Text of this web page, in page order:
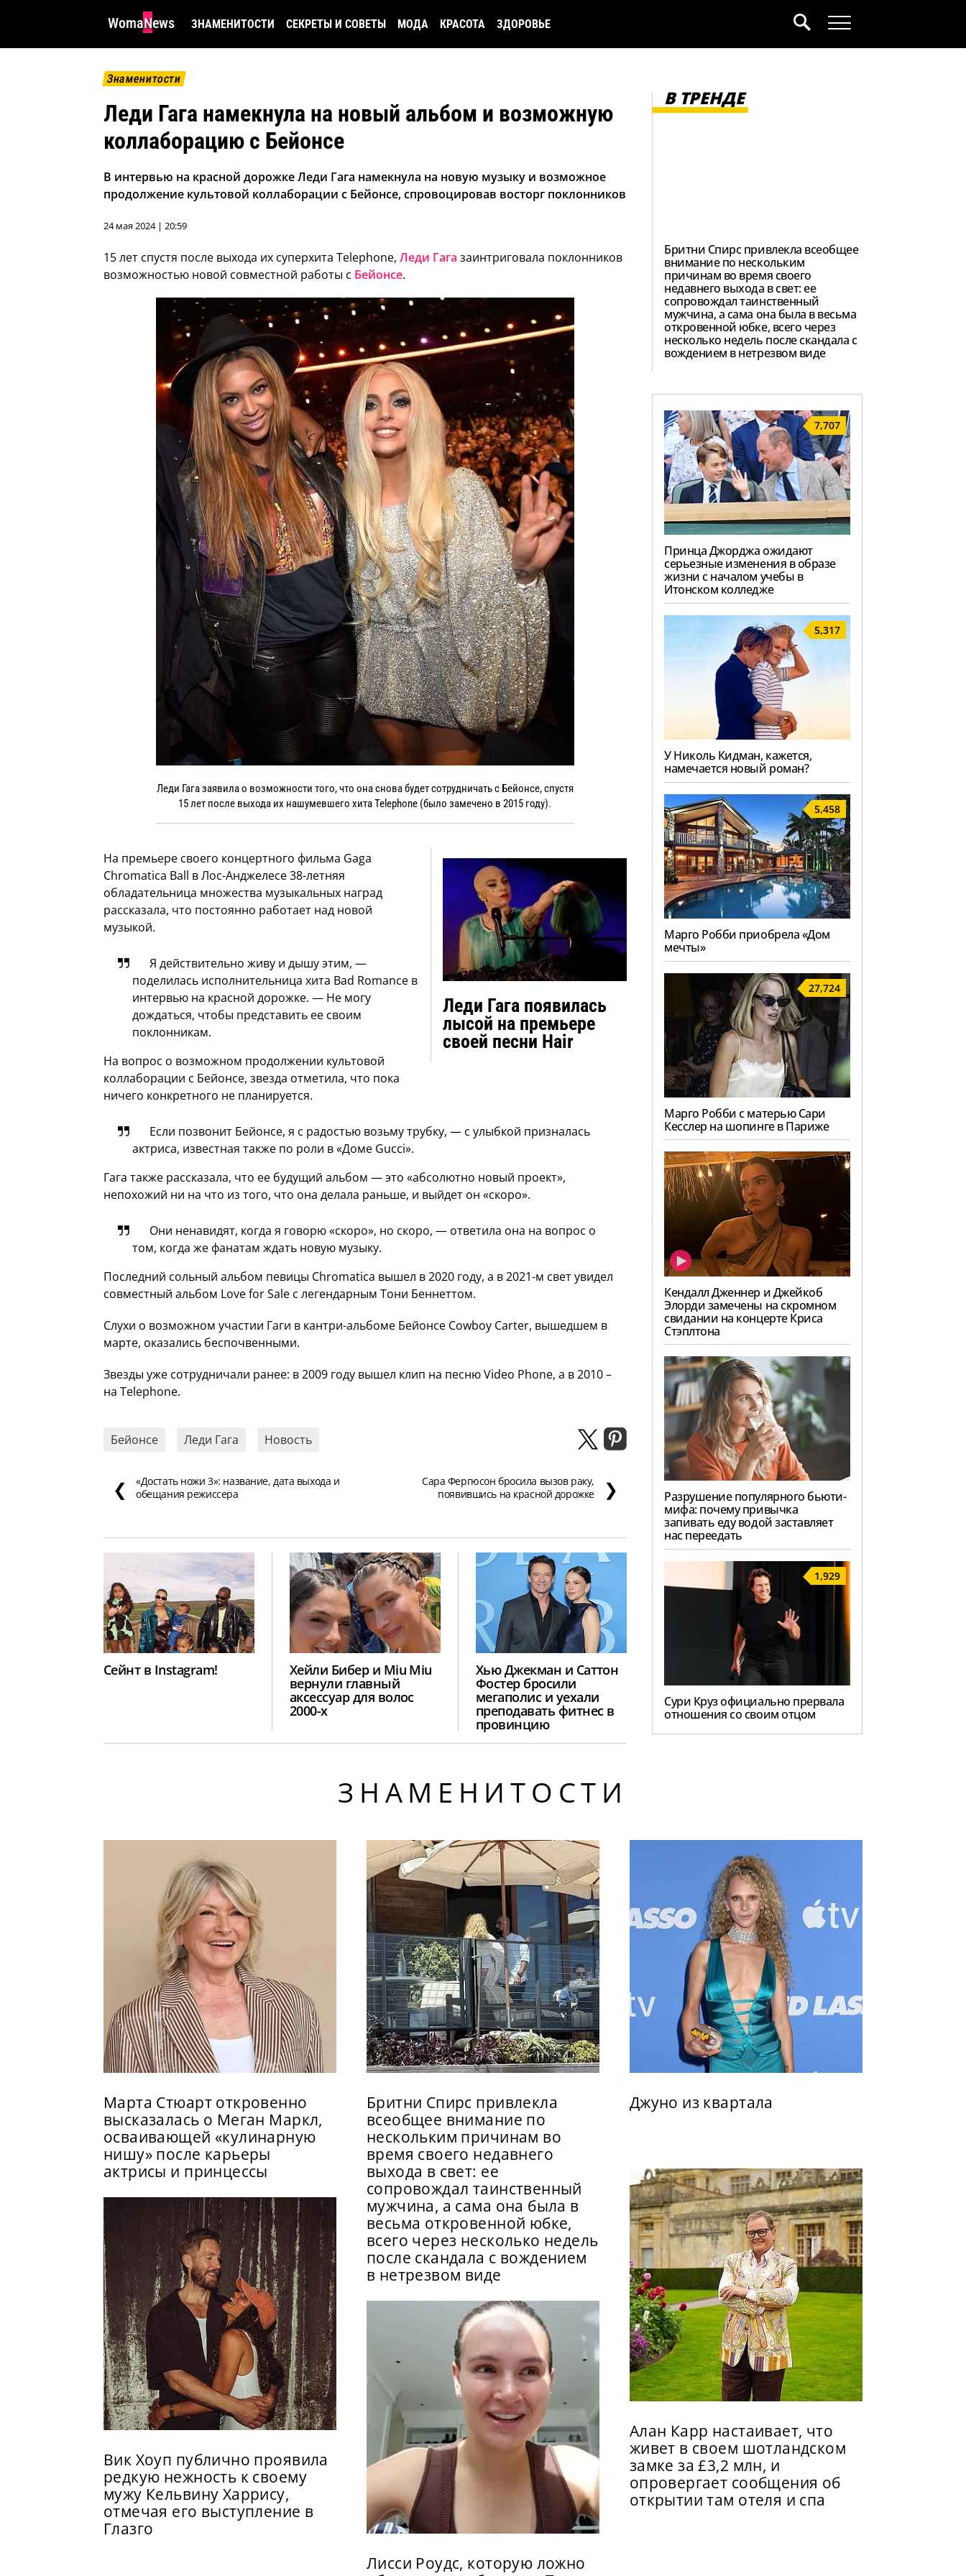
WomaNews ЗНАМЕНИТОСТИ СЕКРЕТЫ И СОВЕТЫ МОДА КРАСОТА ЗДОРОВЬЕ
Знаменитости
Леди Гага намекнула на новый альбом и возможную
коллаборацию с Бейонсе
В интервью на красной дорожке Леди Гага намекнула на новую музыку и возможное
продолжение культовой коллаборации с Бейонсе, спровоцировав восторг поклонников
24 мая 2024 | 20:59
15 лет спустя после выхода их суперхита Telephone, Леди Гага заинтриговала поклонников
возможностью новой совместной работы с Бейонсе.
Леди Гага заявила о возможности того, что она снова будет сотрудничать с Бейонсе, спустя
15 лет после выхода их нашумевшего хита Telephone (было замечено в 2015 году).
Леди Гага появилась
лысой на премьере
своей песни Hair
На премьере своего концертного фильма Gaga
Chromatica Ball в Лос-Анджелесе 38-летняя
обладательница множества музыкальных наград
рассказала, что постоянно работает над новой
музыкой.
Я действительно живу и дышу этим, —
поделилась исполнительница хита Bad Romance в
интервью на красной дорожке. — Не могу
дождаться, чтобы представить ее своим
поклонникам.
На вопрос о возможном продолжении культовой
коллаборации с Бейонсе, звезда отметила, что пока
ничего конкретного не планируется.
Если позвонит Бейонсе, я с радостью возьму трубку, — с улыбкой призналась
актриса, известная также по роли в «Доме Gucci».
Гага также рассказала, что ее будущий альбом — это «абсолютно новый проект»,
непохожий ни на что из того, что она делала раньше, и выйдет он «скоро».
Они ненавидят, когда я говорю «скоро», но скоро, — ответила она на вопрос о
том, когда же фанатам ждать новую музыку.
Последний сольный альбом певицы Chromatica вышел в 2020 году, а в 2021-м свет увидел
совместный альбом Love for Sale с легендарным Тони Беннеттом.
Слухи о возможном участии Гаги в кантри-альбоме Бейонсе Cowboy Carter, вышедшем в
марте, оказались беспочвенными.
Звезды уже сотрудничали ранее: в 2009 году вышел клип на песню Video Phone, а в 2010 –
на Telephone.
Бейонсе Леди Гага Новость
❮
«Достать ножи 3»: название, дата выхода и
обещания режиссера
Сара Фергюсон бросила вызов раку,
появившись на красной дорожке
❯
Сейнт в Instagram! Хейли Бибер и Miu Miu
вернули главный
аксессуар для волос
2000-х
Хью Джекман и Саттон
Фостер бросили
мегаполис и уехали
преподавать фитнес в
провинцию
В ТРЕНДЕ
Бритни Спирс привлекла всеобщее
внимание по нескольким
причинам во время своего
недавнего выхода в свет: ее
сопровождал таинственный
мужчина, а сама она была в весьма
откровенной юбке, всего через
несколько недель после скандала с
вождением в нетрезвом виде
7,707
Принца Джорджа ожидают
серьезные изменения в образе
жизни с началом учебы в
Итонском колледже
5,317
У Николь Кидман, кажется,
намечается новый роман?
5,458
Марго Робби приобрела «Дом
мечты»
27,724
Марго Робби с матерью Сари
Кесслер на шопинге в Париже
Кендалл Дженнер и Джейкоб
Элорди замечены на скромном
свидании на концерте Криса
Стэплтона
Разрушение популярного бьюти-
мифа: почему привычка
запивать еду водой заставляет
нас переедать
1,929
Сури Круз официально прервала
отношения со своим отцом
ЗНАМЕНИТОСТИ
Марта Стюарт откровенно
высказалась о Меган Маркл,
осваивающей «кулинарную
нишу» после карьеры
актрисы и принцессы
Вик Хоуп публично проявила
редкую нежность к своему
мужу Кельвину Харрису,
отмечая его выступление в
Глазго
Бритни Спирс привлекла
всеобщее внимание по
нескольким причинам во
время своего недавнего
выхода в свет: ее
сопровождал таинственный
мужчина, а сама она была в
весьма откровенной юбке,
всего через несколько недель
после скандала с вождением
в нетрезвом виде
Лисси Роудс, которую ложно
Джуно из квартала
Алан Карр настаивает, что
живет в своем шотландском
замке за £3,2 млн, и
опровергает сообщения об
открытии там отеля и спа